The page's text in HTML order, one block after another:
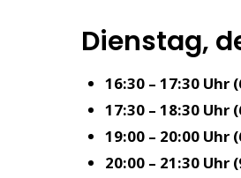
Dienstag,
16:30 – 17:30 Uhr
17:30 – 18:30 Uhr
19:00 – 20:00 Uhr
20:00 – 21:30 Uhr